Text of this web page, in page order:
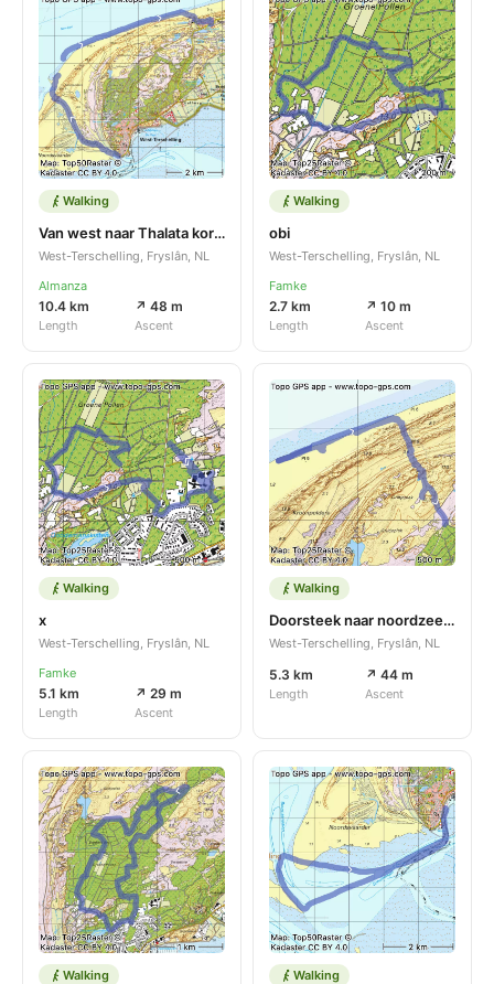
Walking
Van west naar Thalata korter
West-Terschelling, Fryslân, NL
Almanza
10.4 km
Length
↗ 48 m
Ascent
Walking
obi
West-Terschelling, Fryslân, NL
Famke
2.7 km
Length
↗ 10 m
Ascent
Walking
x
West-Terschelling, Fryslân, NL
Famke
5.1 km
Length
↗ 29 m
Ascent
Walking
Doorsteek naar noordzeestrand.
West-Terschelling, Fryslân, NL
5.3 km
Length
↗ 44 m
Ascent
Walking Walking